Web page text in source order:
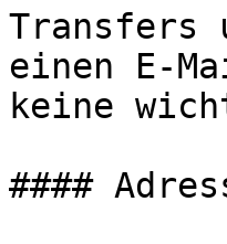
Transfers
einen E-
keine
####